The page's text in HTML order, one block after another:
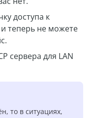
доступа к
теперь не можете
сервера для LAN
то в ситуациях,